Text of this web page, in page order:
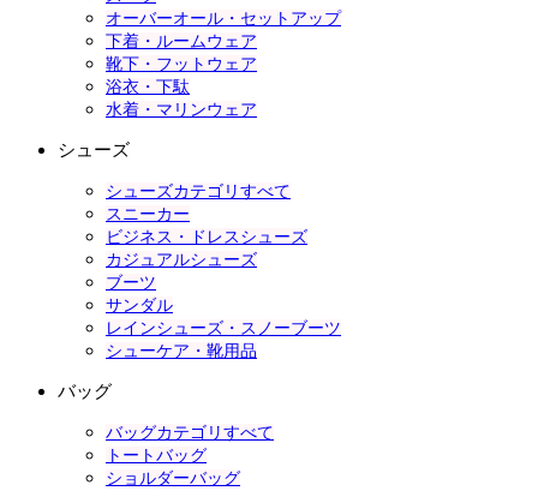
オーバーオール・セットアップ
下着・ルームウェア
靴下・フットウェア
浴衣・下駄
水着・マリンウェア
シューズ
シューズカテゴリすべて
スニーカー
ビジネス・ドレスシューズ
カジュアルシューズ
ブーツ
サンダル
レインシューズ・スノーブーツ
シューケア・靴用品
バッグ
バッグカテゴリすべて
トートバッグ
ショルダーバッグ